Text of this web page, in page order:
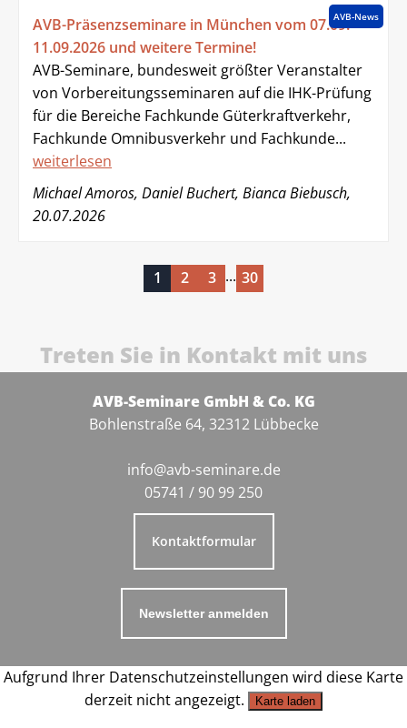
AVB-News
AVB-Präsenzseminare in München vom 07.09. -
11.09.2026 und weitere Termine!
AVB-Seminare, bundesweit größter Veranstalter
von Vorbereitungsseminaren auf die IHK-Prüfung
für die Bereiche Fachkunde Güterkraftverkehr,
Fachkunde Omnibusverkehr und Fachkunde...
weiterlesen
Michael Amoros, Daniel Buchert, Bianca Biebusch,
20.07.2026
1 2 3 ... 30
Treten Sie in Kontakt mit uns
AVB-Seminare GmbH & Co. KG
Bohlenstraße 64, 32312 Lübbecke
info@avb-seminare.de
05741 / 90 99 250
Kontaktformular
Newsletter anmelden
Aufgrund Ihrer Datenschutzeinstellungen wird diese Karte
derzeit nicht angezeigt.
Karte laden